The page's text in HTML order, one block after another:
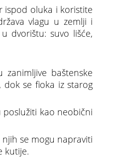
ispod oluka i koristite
vlagu u zemlji i
dvorištu: suvo lišće,
baštenske
dok se fioka iz starog
poslužiti kao neobični
se mogu napraviti
kutije.